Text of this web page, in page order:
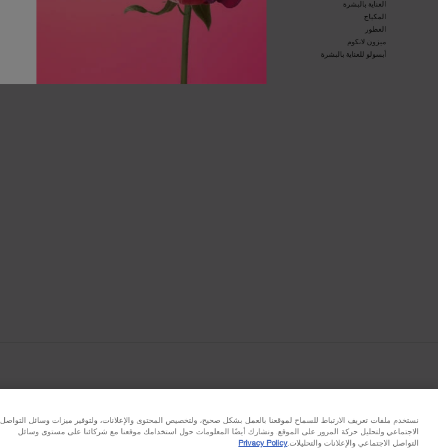
العناية بالبشرة​
المكياج​
العطور​
ميزون لانكوم​
أبسولو للعناية بالبشرة​
التواصل معنا​
الوظائف
توصيل مجاني
نستخدم ملفات تعريف الارتباط للسماح لموقعنا بالعمل بشكل صحيح، ولتخصيص المحتوى والإعلانات، ولتوفير ميزات وسائل التواصل
الاجتماعي ولتحليل حركة المرور على الموقع. ونشارك أيضًا المعلومات حول استخدامك موقعنا مع شركائنا على مستوى وسائل
التواصل الاجتماعي والإعلانات والتحليلات.Privacy Policy